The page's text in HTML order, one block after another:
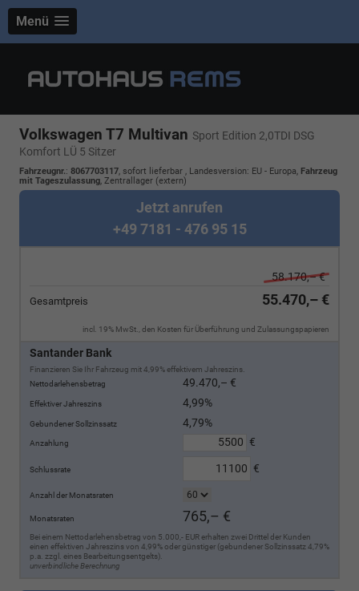
Menü
Volkswagen T7 Multivan Sport Edition 2,0TDI DSG
Komfort LÜ 5 Sitzer
Fahrzeugnr.: 8067703117, sofort lieferbar , Landesversion: EU - Europa, Fahrzeug
mit Tageszulassung, Zentrallager (extern)
Jetzt anrufen
+49 7181 - 476 95 15
58.170,– €
Gesamtpreis 55.470,– €
incl. 19% MwSt., den Kosten für Überführung und Zulassungspapieren
Santander Bank
Finanzieren Sie Ihr Fahrzeug mit 4,99% effektivem Jahreszins.
Nettodarlehensbetrag
49.470,– €
Effektiver Jahreszins 4,99%
Gebundener Sollzinssatz 4,79%
Anzahlung €
Schlussrate €
Anzahl der Monatsraten
Monatsraten 765,– €
Bei einem Nettodarlehensbetrag von 5.000,- EUR erhalten zwei Drittel der Kunden
einen effektiven Jahreszins von 4,99% oder günstiger (gebundener Sollzinssatz 4,79%
p.a. zzgl. eines Bearbeitungsentgelts).
unverbindliche Berechnung